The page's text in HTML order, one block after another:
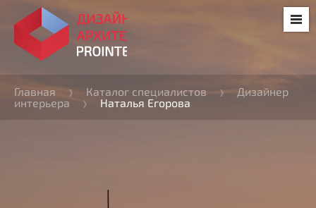
Главная Каталог специалистов
Дизайнер
интерьера
Наталья Егорова